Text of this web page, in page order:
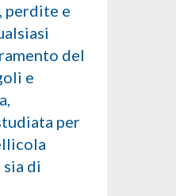
perdite e
del
e
per
di